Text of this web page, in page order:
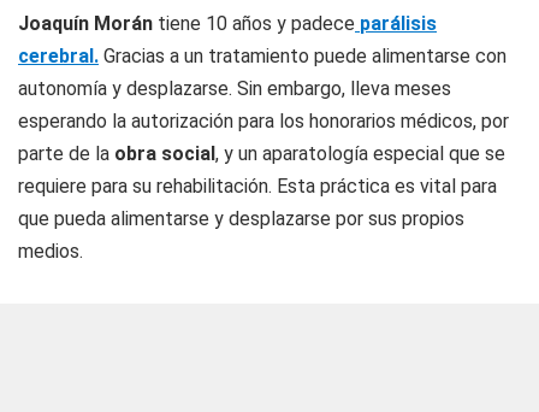
Joaquín Morán tiene 10 años y padece parálisis
cerebral. Gracias a un tratamiento puede alimentarse con
autonomía y desplazarse. Sin embargo, lleva meses
esperando la autorización para los honorarios médicos, por
parte de la obra social, y un aparatología especial que se
requiere para su rehabilitación. Esta práctica es vital para
que pueda alimentarse y desplazarse por sus propios
medios.